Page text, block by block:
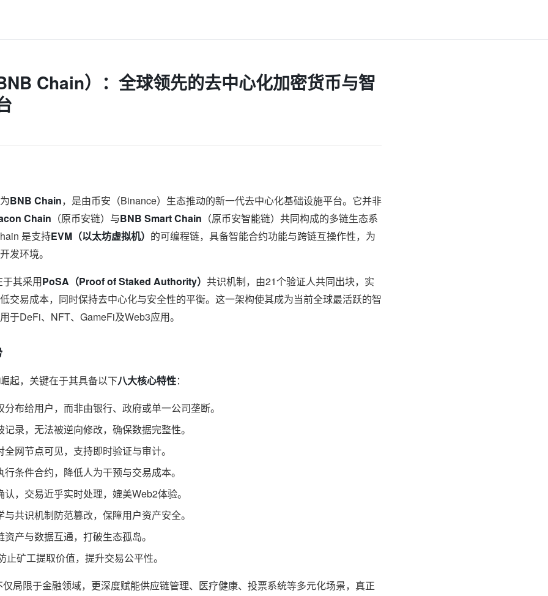
Chain）：全球领先的去中心化加密货币与智
BNB Chain，是由币安（Binance）生态推动的新一代去中心化基础设施平台。它并非
Chain （原币安链）与BNB Smart Chain （原币安智能链）共同构成的多链生态系
是支持EVM（以太坊虚拟机） 的可编程链，具备智能合约功能与跨链互操作性，为
发环境。
其采用PoSA（Proof of Staked Authority） 共识机制，由21个验证人共同出块，实
交易成本，同时保持去中心化与安全性的平衡。这一架构使其成为当前全球最活跃的智
于DeFi、NFT、GameFi及Web3应用。
起，关键在于其具备以下八大核心特性：
分布给用户，而非由银行、政府或单一公司垄断。
记录，无法被逆向修改，确保数据完整性。
全网节点可见，支持即时验证与审计。
行条件合约，降低人为干预与交易成本。
认，交易近乎实时处理，媲美Web2体验。
共识机制防范篡改，保障用户资产安全。
资产与数据互通，打破生态孤岛。
止矿工提取价值，提升交易公平性。
局限于金融领域，更深度赋能供应链管理、医疗健康、投票系统等多元化场景，真正